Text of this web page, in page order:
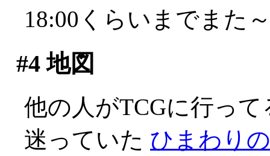
18:00くらいまでまた
#4地図
他の人がTCGに行っ
迷っていた ひまわり